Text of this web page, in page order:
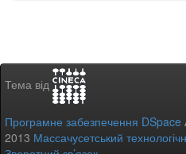
Тема від
Програмне забезпечення DSpace
2013 Массачусетський